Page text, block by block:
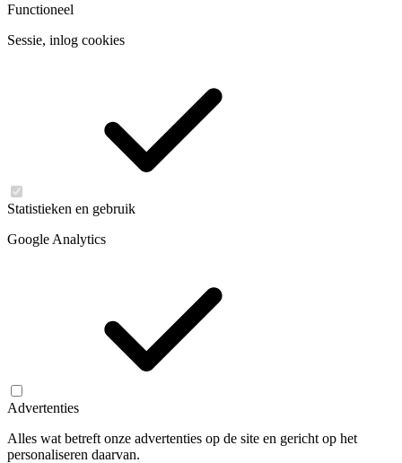
Functioneel
Sessie, inlog cookies
Statistieken en gebruik
Google Analytics
Advertenties
Alles wat betreft onze advertenties op de site en gericht op het
personaliseren daarvan.